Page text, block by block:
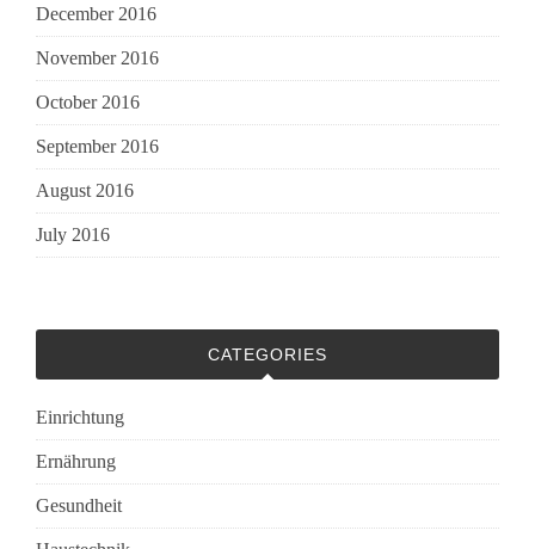
December 2016
November 2016
October 2016
September 2016
August 2016
July 2016
CATEGORIES
Einrichtung
Ernährung
Gesundheit